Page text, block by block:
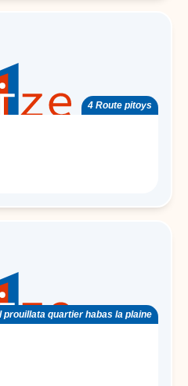
4 Route pitoys
quartier habas la plaine